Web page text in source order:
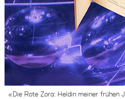
«Die Rote Zora: Heldin meiner frühen